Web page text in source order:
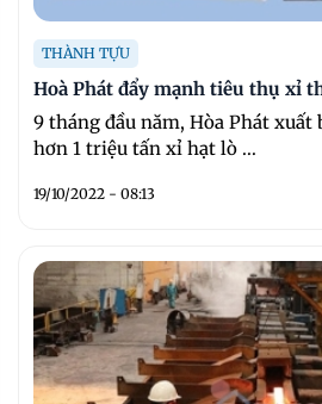
THÀNH TỰU
Hoà Phát đẩy mạnh tiêu thụ xỉ
9 tháng đầu năm, Hòa Phát
hơn 1 triệu tấn xỉ hạt lò ...
19/10/2022 - 08:13